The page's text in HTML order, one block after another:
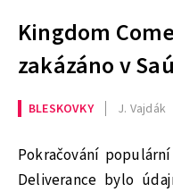
Kingdom
zakázáno v
BLESKOVKY J. Vajdák
Pokračování
Deliverance bylo